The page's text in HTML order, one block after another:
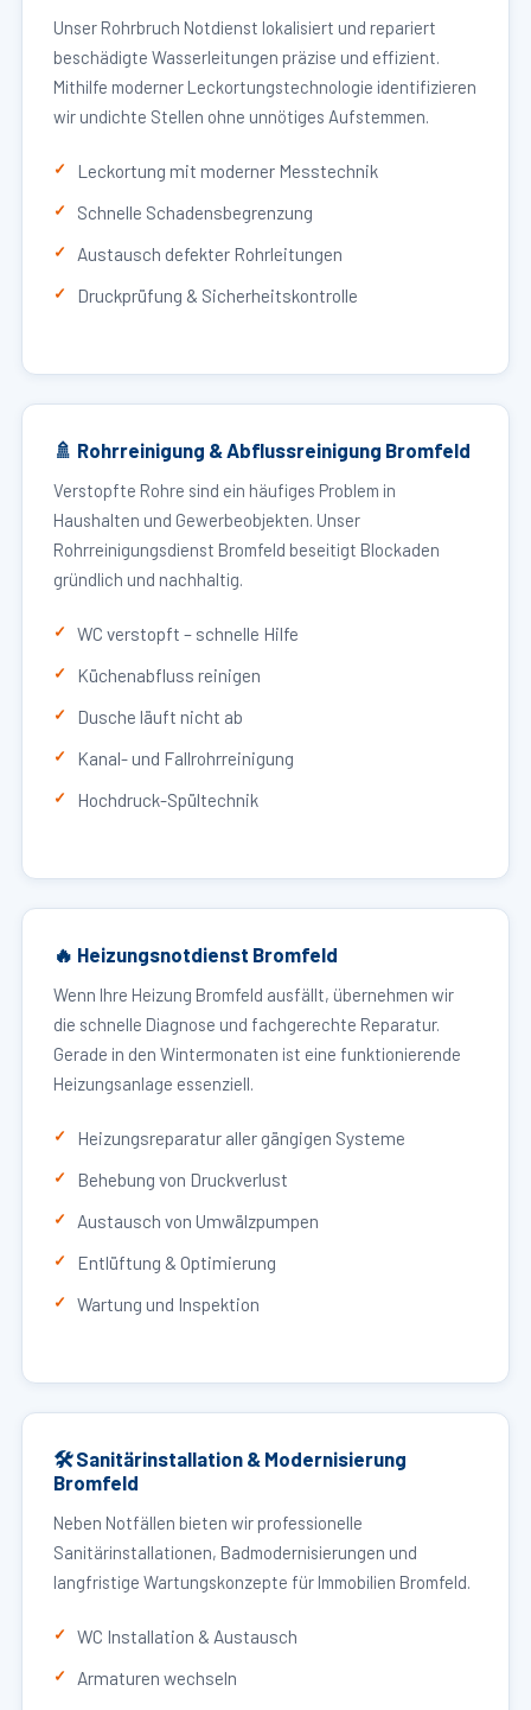
Unser Rohrbruch Notdienst lokalisiert und repariert
beschädigte Wasserleitungen präzise und effizient.
Mithilfe moderner Leckortungstechnologie identifizieren
wir undichte Stellen ohne unnötiges Aufstemmen.
Leckortung mit moderner Messtechnik
Schnelle Schadensbegrenzung
Austausch defekter Rohrleitungen
Druckprüfung & Sicherheitskontrolle
🚿 Rohrreinigung & Abflussreinigung Bromfeld
Verstopfte Rohre sind ein häufiges Problem in
Haushalten und Gewerbeobjekten. Unser
Rohrreinigungsdienst Bromfeld beseitigt Blockaden
gründlich und nachhaltig.
WC verstopft – schnelle Hilfe
Küchenabfluss reinigen
Dusche läuft nicht ab
Kanal- und Fallrohrreinigung
Hochdruck-Spültechnik
🔥 Heizungsnotdienst Bromfeld
Wenn Ihre Heizung Bromfeld ausfällt, übernehmen wir
die schnelle Diagnose und fachgerechte Reparatur.
Gerade in den Wintermonaten ist eine funktionierende
Heizungsanlage essenziell.
Heizungsreparatur aller gängigen Systeme
Behebung von Druckverlust
Austausch von Umwälzpumpen
Entlüftung & Optimierung
Wartung und Inspektion
🛠 Sanitärinstallation & Modernisierung
Bromfeld
Neben Notfällen bieten wir professionelle
Sanitärinstallationen, Badmodernisierungen und
langfristige Wartungskonzepte für Immobilien Bromfeld.
WC Installation & Austausch
Armaturen wechseln